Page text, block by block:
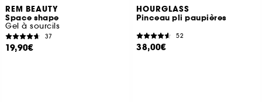
REM BEAUTY
Space shape
Gel à sourcils
37
19,90€
HOURGLASS
Pinceau pli paupières
52
38,00€